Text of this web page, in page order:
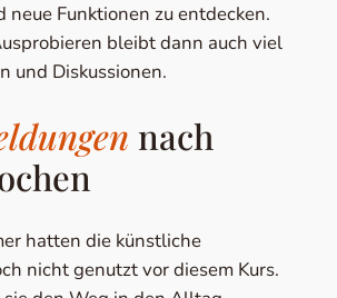
neue Funktionen zu entdecken.
bleibt dann auch viel
und Diskussionen.
nach
hatten die künstliche
nicht genutzt vor diesem Kurs.